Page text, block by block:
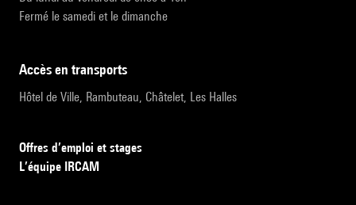
Fermé le samedi et le dimanche
accès en transports
Hôtel de Ville, Rambuteau, Châtelet, Les Halles
Offres d’emploi et stages
L’équipe IRCAM